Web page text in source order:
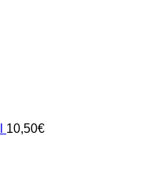
10,50€